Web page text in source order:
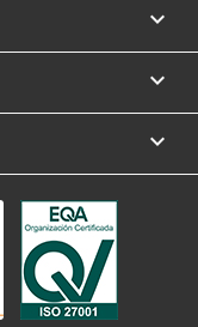


keyboard_arrow_down